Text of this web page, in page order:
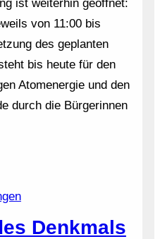
ist weiterhin geöffnet:
von 11:00 bis
des geplanten
bis heute für den
Atomenergie und den
durch die Bürgerinnen
Denkmals